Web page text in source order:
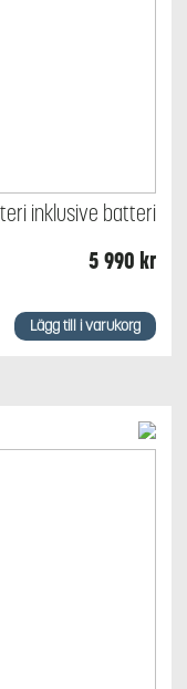
inklusive batteri
5 990 kr
Lägg till i varukorg